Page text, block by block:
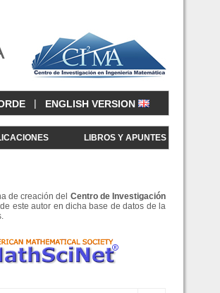
| ENGLISH VERSION
LIBROS Y APUNTES
de creación del Centro de Investigación
este autor en dicha base de datos de la